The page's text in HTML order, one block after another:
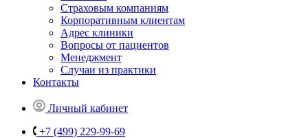
Страховым компаниям
Корпоративным клиентам
Адрес клиники
Вопросы от пациентов
Менеджмент
Случаи из практики
Контакты
Личный кабинет
+7 (499) 229-99-69